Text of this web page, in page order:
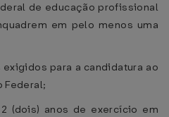
de educação profissional
em pelo menos uma
para a candidatura ao
Federal;
(dois) anos de exercício em